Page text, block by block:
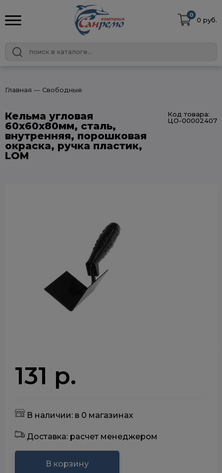
0
0 руб.
Главная ― Свободные
Кельма угловая
60х60х80мм, сталь,
внутренняя, порошковая
окраска, ручка пластик,
LOM
Код товара:
ЦО-00002407
131 р.
В наличии: в 0 магазинах
Доставка: расчет менеджером
В корзину